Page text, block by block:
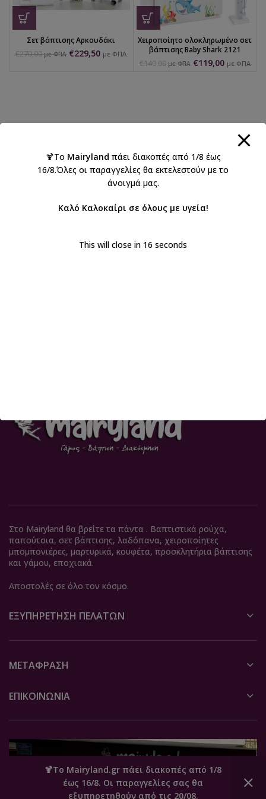
🍹Το Mairyland.gr πάει διακοπές από 1/8
έως 16/8. Οι παραγγελίες σας θα
εξυπηρετηθούν από τις 20/08.
Σετ βάπτισης Αρκουδάκι
€270,00 με ΦΠΑ €229,50 με ΦΠΑ
Χειροποίητο ολοκληρωμένο σετ
βάπτισης Baby Shark 2121
€140,00 με ΦΠΑ €119,00 με ΦΠΑ
Στο Mairyland θα βρείτε τα πάντα . Βαπτιστικά ρούχα,
παπούτσια, σετ βάπτισης, λαδόπανα, χειροποίητες
μπομπονιέρες, μαρτυρικά, κουφέτα, προσκλητήρια βάπτισης
και γάμου, εποχιακά.
Αποστολές σε όλο τον κόσμο.
ΕΞΥΠΗΡΈΤΗΣΗ ΠΕΛΑΤΏΝ
ΜΕΤΆΦΡΑΣΗ
ΕΠΙΚΟΙΝΩΝΙΑ
0
🍹Το Mairyland πάει διακοπές από 1/8 έως
16/8.Όλες οι παραγγελίες θα εκτελεστούν με το
άνοιγμά μας.
Καλό Καλοκαίρι σε όλους με υγεία!
This will close in 16 seconds